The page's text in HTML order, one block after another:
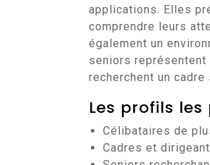
applications. Elles
comprendre leurs
également un
seniors représentent
recherchent un
Les profils
Célibataires de
Cadres et